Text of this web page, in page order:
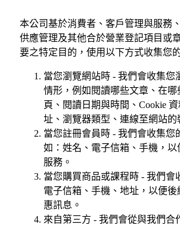
本公司基於消費者、客戶管理與服務
供應管理及其他合於營業登記項目或
要之特定目的，使用以下方式收集您
當您瀏覽網站時 - 我們會收集您
情形，例如閱讀哪些文章、在哪
頁、閱讀日期與時間、Cookie
址、瀏覽器類型、連線至網站的
當您註冊會員時 - 我們會收集您
如：姓名、電子信箱、手機，以
服務。
當您購買商品或課程時 - 我們會
電子信箱、手機、地址，以便
惠訊息。
來自第三方 - 我們會從與我們合